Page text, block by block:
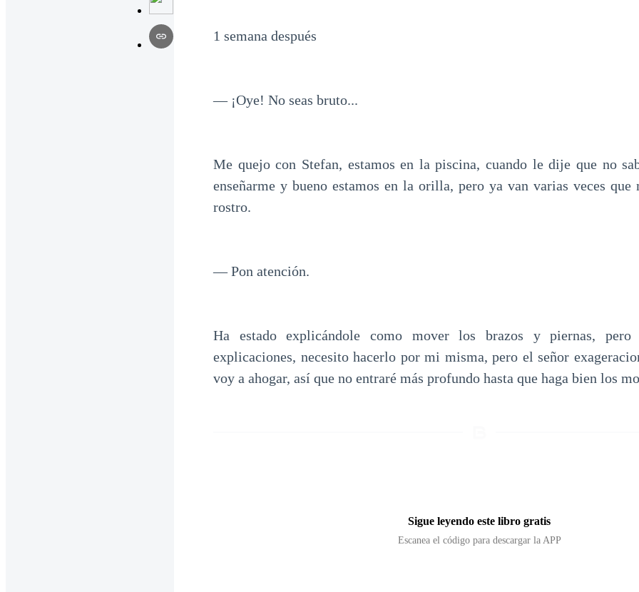
1 semana después
— ¡Oye! No seas bruto...
Me quejo con Stefan, estamos en la piscina, cuando le dije que no
enseñarme y bueno estamos en la orilla, pero ya van varias veces
rostro.
— Pon atención.
Ha estado explicándole como mover los brazos y piernas,
explicaciones, necesito hacerlo por mi misma, pero el señor
voy a ahogar, así que no entraré más profundo hasta que haga bien los
Sigue leyendo este libro gratis
Escanea el código para descargar la APP